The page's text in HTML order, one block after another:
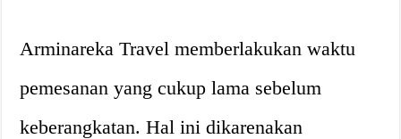
Arminareka Travel memberlakukan waktu
pemesanan yang cukup lama sebelum
keberangkatan. Hal ini dikarenakan